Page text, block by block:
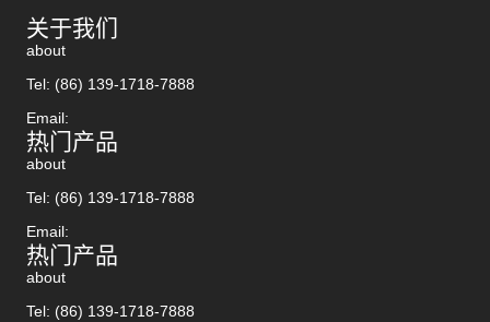
关于我们
about
Tel: (86) 139-1718-7888
Email:
热门产品
about
Tel: (86) 139-1718-7888
Email:
热门产品
about
Tel: (86) 139-1718-7888